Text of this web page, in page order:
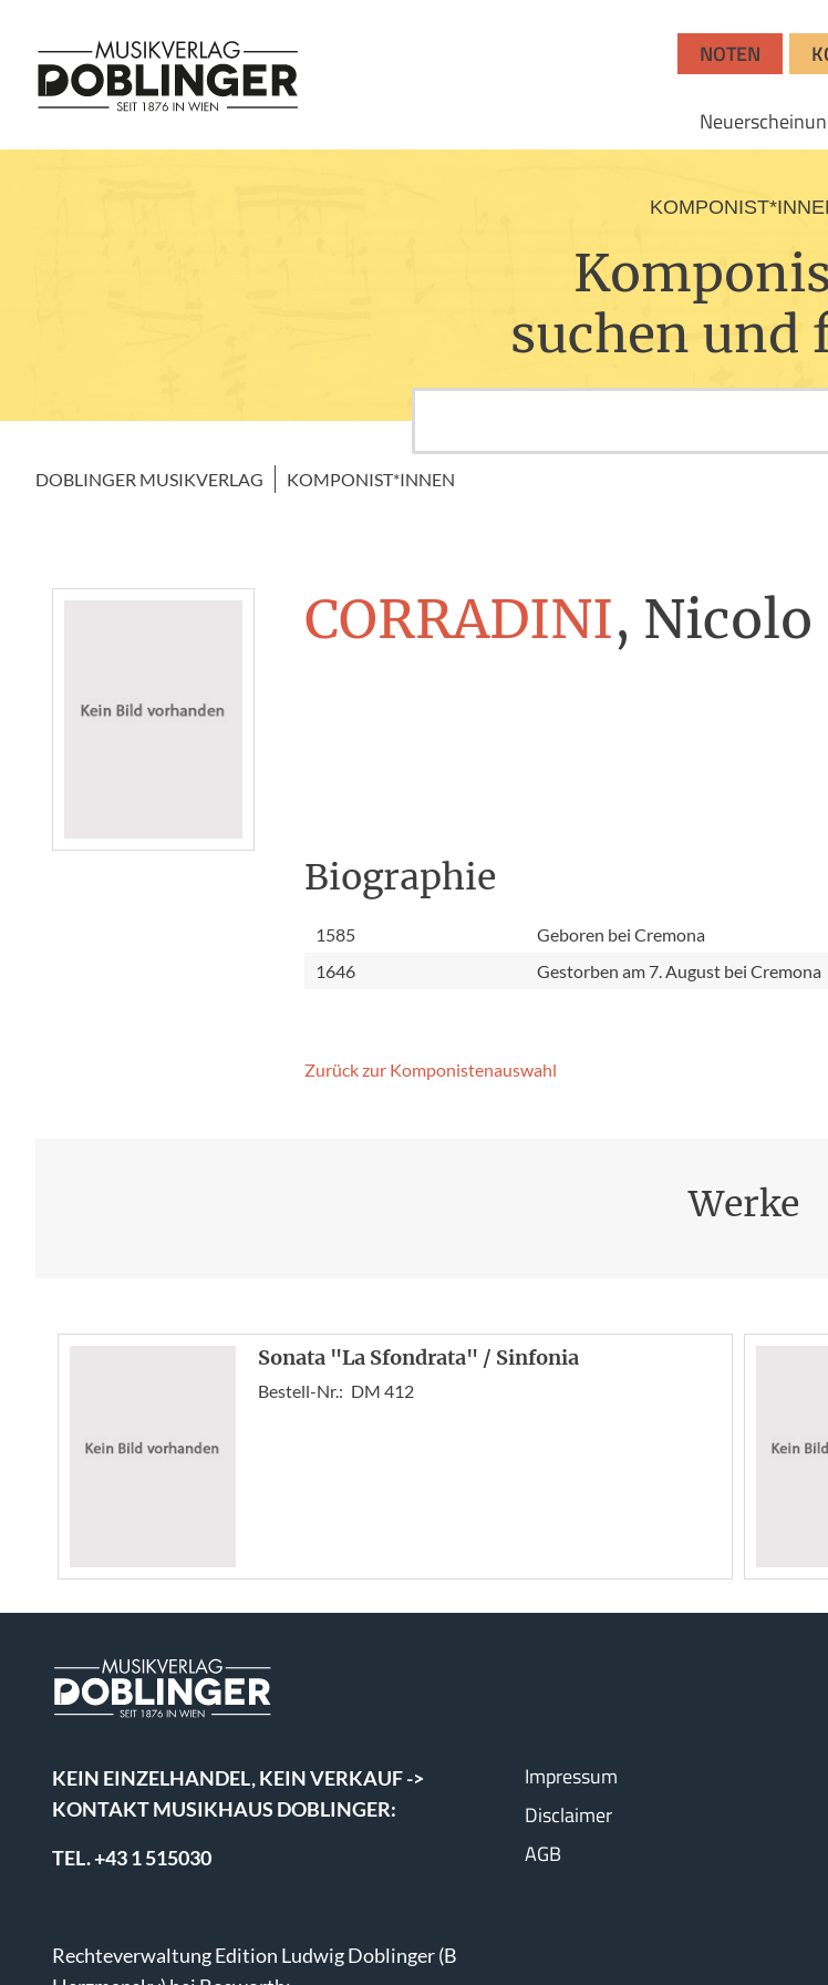
NOTEN
suchen und
DOBLINGER MUSIKVERLAG KOMPONIST*INNEN
CORRADINI, Nicolo
Biographie
1585
Geboren bei Cremona
1646
Gestorben am 7. August bei Cremona
Zurück zur Komponisten­auswahl
Werke
Sonata "La Sfondrata" / Sinfonia
Bestell-Nr.: DM 412
KEIN EINZELHANDEL, KEIN VERKAUF ->
KONTAKT MUSIKHAUS DOBLINGER:
TEL. +43 1 515030
Rechteverwaltung Edition Ludwig Doblinger (B
Impressum
Disclaimer
AGB